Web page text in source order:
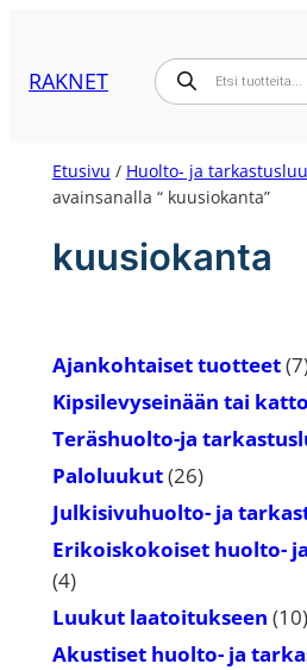
RAKNET Products
search
Etusivu / Huolto- ja
avainsanalla “ kuusiokanta”
kuusiokanta
Ajankohtaiset tuotteet 7
Kipsilevyseinään tai
Teräshuolto-ja
Paloluukut 2626
tuotetta
Julkisivuhuolto- ja
Erikoiskokoiset huolto-
44
tuotetta
Luukut laatoitukseen 10
Akustiset huolto- ja